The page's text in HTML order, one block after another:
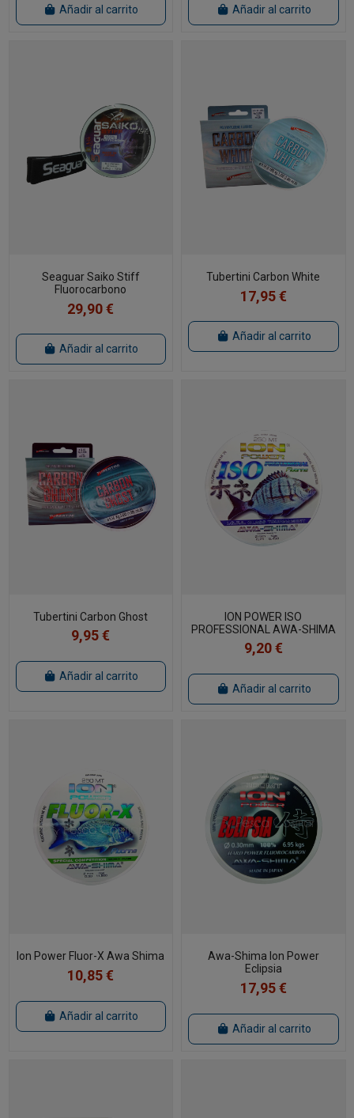
Añadir al carrito Añadir al carrito
Seaguar Saiko Stiff
Fluorocarbono
29,90 €
Añadir al carrito
Tubertini Carbon White
17,95 €
Añadir al carrito
Tubertini Carbon Ghost
9,95 €
Añadir al carrito
ION POWER ISO
PROFESSIONAL AWA-SHIMA
9,20 €
Añadir al carrito
Ion Power Fluor-X Awa Shima
10,85 €
Añadir al carrito
Awa-Shima Ion Power
Eclipsia
17,95 €
Añadir al carrito